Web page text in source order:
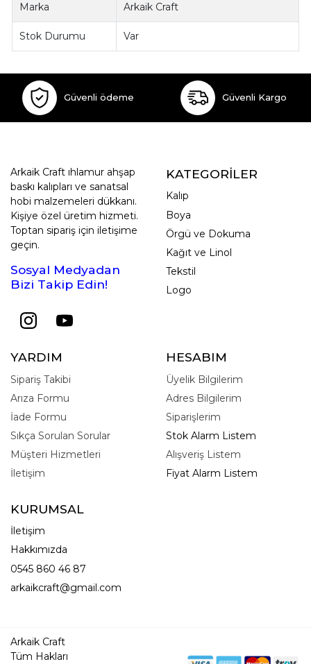
Marka Arkaik Craft
Stok Durumu Var
Güvenli ödeme Güvenli Kargo
Arkaik Craft ıhlamur ahşap
baskı kalıpları ve sanatsal
hobi malzemeleri dükkanı.
Kişiye özel üretim hizmeti.
Toptan sipariş için iletişime
geçin.
Sosyal Medyadan
Bizi Takip Edin!
KATEGORİLER
Kalıp
Boya
Örgü ve Dokuma
Kağıt ve Linol
Tekstil
Logo
YARDIM
Sipariş Takibi
Arıza Formu
İade Formu
Sıkça Sorulan Sorular
Müşteri Hizmetleri
İletişim
HESABIM
Üyelik Bilgilerim
Adres Bilgilerim
Siparişlerim
Stok Alarm Listem
Alışveriş Listem
Fiyat Alarm Listem
KURUMSAL
İletişim
Hakkımızda
0545 860 46 87
arkaikcraft@gmail.com
Arkaik Craft
Tüm Hakları